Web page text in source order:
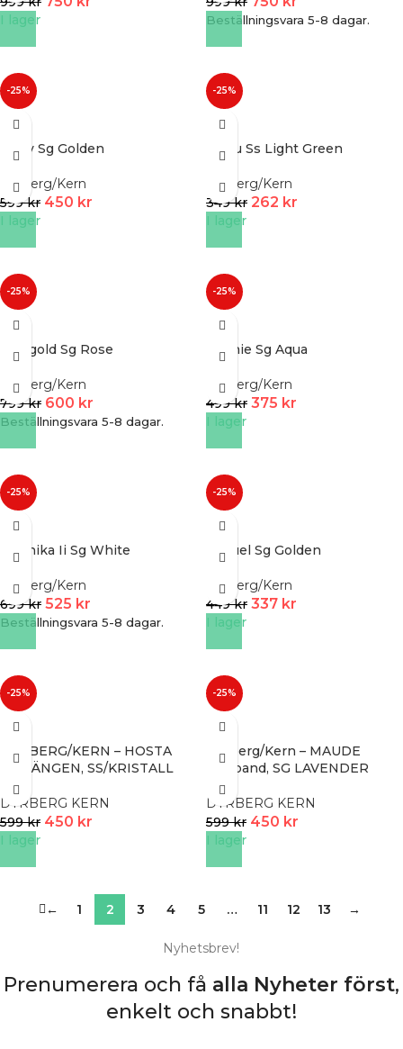
I lager Beställningsvara 5-8 dagar.
-25%
Kalay Sg Golden
Dyrberg/Kern
599kr 450 kr
I lager
-25%
Madu Ss Light Green
Dyrberg/Kern
349kr 262 kr
I lager
-25%
Marigold Sg Rose
Dyrberg/Kern
799kr 600 kr
Beställningsvara 5-8 dagar.
-25%
Minnie Sg Aqua
Dyrberg/Kern
499kr 375 kr
I lager
-25%
Pennika Ii Sg White
Dyrberg/Kern
699kr 525 kr
Beställningsvara 5-8 dagar.
-25%
Raquel Sg Golden
Dyrberg/Kern
449kr 337 kr
I lager
-25%
DYRBERG/KERN – HOSTA
ÖRHÄNGEN, SS/KRISTALL
DYRBERG KERN
599kr 450 kr
I lager
-25%
Dyrberg/Kern – MAUDE
halsband, SG LAVENDER
DYRBERG KERN
599kr 450 kr
I lager
← 1 2 3 4 5 … 11 12 13 →
Nyhetsbrev!
Prenumerera och få alla Nyheter först,
enkelt och snabbt!